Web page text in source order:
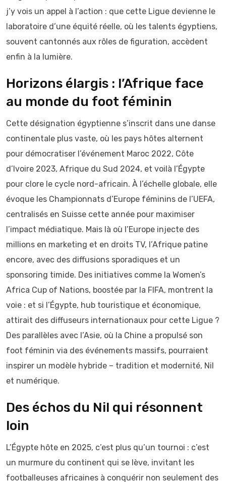
j’y vois un appel à l’action : que cette Ligue devienne le
laboratoire d’une équité réelle, où les talents égyptiens,
souvent cantonnés aux rôles de figuration, accèdent
enfin à la lumière.
Horizons élargis : l’Afrique face
au monde du foot féminin
Cette désignation égyptienne s’inscrit dans une danse
continentale plus vaste, où les pays hôtes alternent
pour démocratiser l’événement Maroc 2022, Côte
d’Ivoire 2023, Afrique du Sud 2024, et voilà l’Égypte
pour clore le cycle nord-africain. À l’échelle globale, elle
évoque les Championnats d’Europe féminins de l’UEFA,
centralisés en Suisse cette année pour maximiser
l’impact médiatique. Mais là où l’Europe injecte des
millions en marketing et en droits TV, l’Afrique patine
encore, avec des diffusions sporadiques et un
sponsoring timide. Des initiatives comme la Women’s
Africa Cup of Nations, boostée par la FIFA, montrent la
voie : et si l’Égypte, hub touristique et économique,
attirait des diffuseurs internationaux pour cette Ligue ?
Des parallèles avec l’Asie, où la Chine a propulsé son
foot féminin via des événements massifs, pourraient
inspirer un modèle hybride – tradition et modernité, Nil
et numérique.
Des échos du Nil qui résonnent
loin
L’Égypte hôte en 2025, c’est plus qu’un tournoi : c’est
un murmure du continent qui se lève, invitant les
footballeuses africaines à conquérir non seulement des